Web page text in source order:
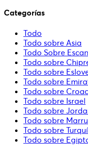
Categorías
Todo
Todo sobre Asia
Todo Sobre
Todo sobre
Todo sobre
Todo sobre
Todo sobre
Todo sobre Israel
Todo sobre
Todo sobre
Todo sobre
Todo sobre